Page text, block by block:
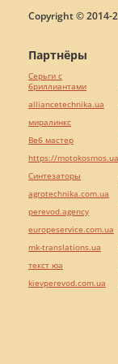
Copyright © 2014-
Партнёры
Серьги с
бриллиантами
alliancetechnika.ua
миралинкс
Веб мастер
https://
Синтезаторы
agrotechnika.com.ua
perevod.agency
europeservice.com.ua
mk-translations.ua
текст юа
kievperevod.com.ua